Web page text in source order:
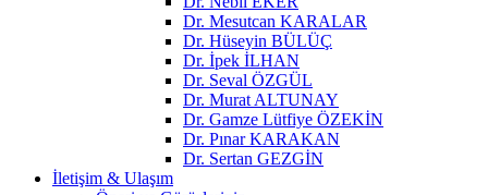
Dr. Mesutcan KARALAR
Dr. Hüseyin BÜLÜÇ
Dr. İpek İLHAN
Dr. Seval ÖZGÜL
Dr. Murat ALTUNAY
Dr. Gamze Lütfiye ÖZEKİN
Dr. Pınar KARAKAN
Dr. Sertan GEZGİN
İletişim & Ulaşım